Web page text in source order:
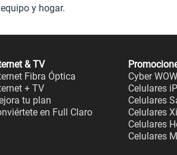
equipo y hogar.
& TV
Fibra Óptica
+ TV
tu plan
en Full Claro
Cyber WOW
Celulares
Celulares
Celulares
Celulares
Celulares